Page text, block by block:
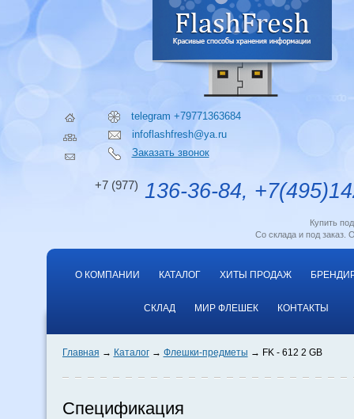
telegram +79771363684
infoflashfresh@ya.ru
Заказать звонок
+7 (977) 136-36-84,
Купить
Со склада и под заказ.
О КОМПАНИИ КАТАЛОГ ХИТЫ ПРОДАЖ
СКЛАД МИР ФЛЕШЕК КОНТАКТЫ
Главная Каталог Флешки-предметы FK - 612 2 GB
Спецификация